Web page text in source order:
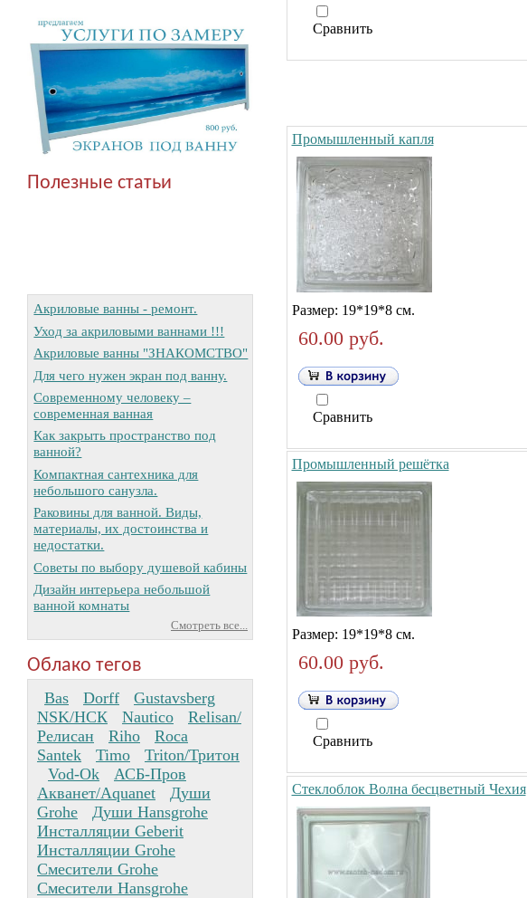
Полезные статьи
Акриловые ванны - ремонт.
Уход за акриловыми ваннами !!!
Акриловые ванны "ЗНАКОМСТВО"
Для чего нужен экран под ванну.
Современному человеку –
современная ванная
Как закрыть пространство под
ванной?
Компактная сантехника для
небольшого санузла.
Раковины для ванной. Виды,
материалы, их достоинства и
недостатки.
Советы по выбору душевой кабины
Дизайн интерьера небольшой
ванной комнаты
Смотреть все...
Облако тегов
Bas Dorff
Gustavsberg
NSK/НСК
Nautico
Relisan/
Релисан
Riho
Roca
Santek
Timo
Triton/Тритон
Vod-Ok
АСБ-Пров
Акванет/Aquanet
Души
Grohe
Души Hansgrohe
Инсталляции Geberit
Инсталляции Grohe
Смесители Grohe
Смесители Hansgrohe
Сравнить
Промышленный капля
Размер: 19*19*8 см.
60.00 руб.
Сравнить
Промышленный решётка
Размер: 19*19*8 см.
60.00 руб.
Сравнить
Стеклоблок Волна бесцветный Чехия